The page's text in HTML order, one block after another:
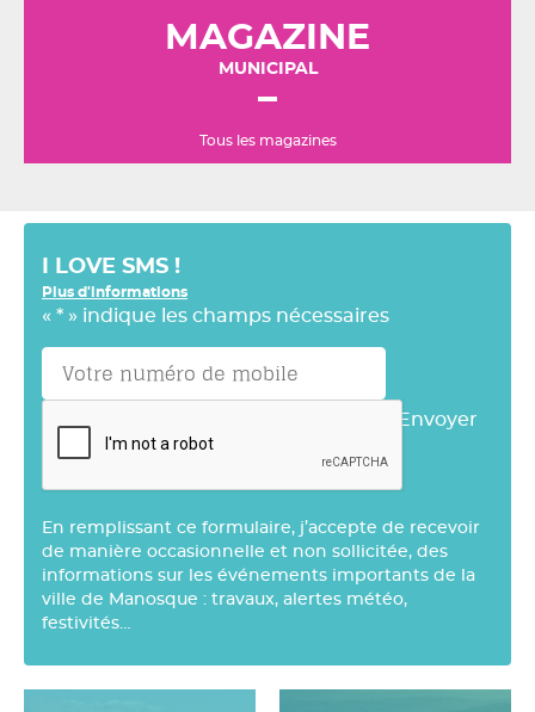
MAGAZINE
MUNICIPAL
Tous les magazines
I LOVE SMS !
Plus d'informations
« * » indique les champs nécessaires
Envoyer
En remplissant ce formulaire, j’accepte de recevoir
de manière occasionnelle et non sollicitée, des
informations sur les événements importants de la
ville de Manosque : travaux, alertes météo,
festivités…